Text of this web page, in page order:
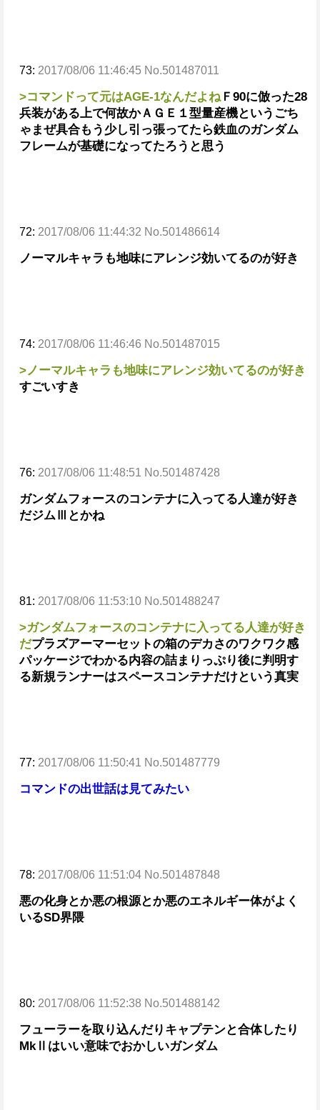
73: 2017/08/06 11:46:45 No.501487011
>コマンドって元はAGE-1なんだよねＦ90に倣った28
兵装がある上で何故かＡＧＥ１型量産機というごち
ゃまぜ具合もう少し引っ張ってたら鉄血のガンダム
フレームが基礎になってたろうと思う
72: 2017/08/06 11:44:32 No.501486614
ノーマルキャラも地味にアレンジ効いてるのが好き
74: 2017/08/06 11:46:46 No.501487015
>ノーマルキャラも地味にアレンジ効いてるのが好き
すごいすき
76: 2017/08/06 11:48:51 No.501487428
ガンダムフォースのコンテナに入ってる人達が好き
だジムⅢとかね
81: 2017/08/06 11:53:10 No.501488247
>ガンダムフォースのコンテナに入ってる人達が好き
だプラズアーマーセットの箱のデカさのワクワク感
パッケージでわかる内容の詰まりっぷり後に判明す
る新規ランナーはスペースコンテナだけという真実
77: 2017/08/06 11:50:41 No.501487779
コマンドの出世話は見てみたい
78: 2017/08/06 11:51:04 No.501487848
悪の化身とか悪の根源とか悪のエネルギー体がよく
いるSD界隈
80: 2017/08/06 11:52:38 No.501488142
フューラーを取り込んだりキャプテンと合体したり
MkⅡはいい意味でおかしいガンダム